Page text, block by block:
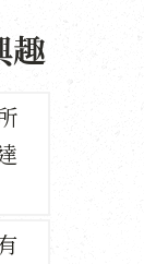
趣